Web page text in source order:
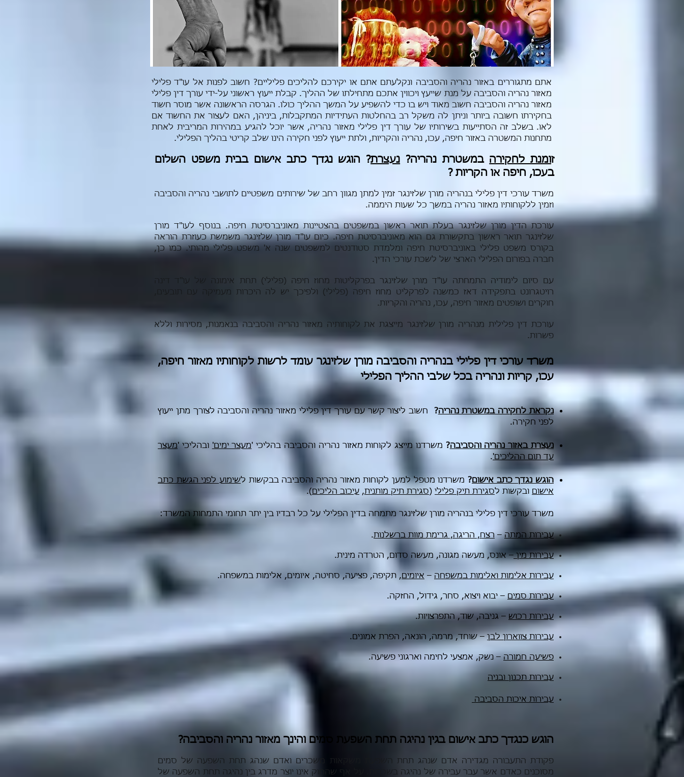
אתם מתגוררים באזור נהריה והסביבה ונקלעתם אתם או יקירכם להליכים פליליים? חשוב לפנות אל עו"ד פלילי
מאזור נהריה והסביבה על מנת שייעץ ויכווין אתכם מתחילתו של ההליך. קבלת ייעוץ ראשוני על-ידי עורך דין פלילי
מאזור נהריה והסביבה חשוב מאוד ויש בו כדי להשפיע על המשך ההליך כולו. הגרסה הראשונה אשר מוסר חשוד
בחקירתו חשובה ביותר וניתן לה משקל רב בהחלטות העתידיות המתקבלות, ביניהן, האם לעצור את החשוד אם
לאו. בשלב זה הסתייעות בשירותיו של עורך דין פלילי מאזור נהריה, אשר יוכל להגיע במהירות המריבית לאחת
מתחנות המשטרה באזור חיפה, עכו, נהריה והקריות, ולתת ייעוץ לפני חקירה הינו שלב קריטי בהליך הפלילי.
זומנת לחקירה במשטרת נהריה? נעצרת? הוגש נגדך כתב אישום בבית משפט השלום
בעכו, חיפה או הקריות ?
משרד עורכי דין פלילי בנהריה מורן שלזינגר זמין למתן מגוון רחב של שירותים משפטיים לתושבי נהריה והסביבה
וזמין ללקוחותיו מאזור נהריה במשך כל שעות היממה.
עורכת הדין מורן שלזינגר בעלת תואר ראשון במשפטים בהצטיינות מאוניברסיטת חיפה. בנוסף לעו"ד מורן
שלזינגר תואר ראשון בתקשורת גם הוא מאוניברסיטת חיפה.כיום עו"ד מורן שלזינגר משמשת כעוזרת הוראה
בקורס משפט פלילי באוניברסיטת חיפה ומלמדת סטודנטים למשפטים שנה א' משפט פלילי מהותי. כמו כן,
חברה בפורום הפלילי הארצי של לשכת עורכי הדין.
עם סיום לימודיה התמחתה עו"ד מורן שלזינגר בפרקליטות מחוז חיפה (פלילי) תחת אימונה של עו"ד דינה
רויטגרונט בתפקידה דאז כמשנה לפרקליט מחוז חיפה (פלילי) ולפיכך יש לה היכרות מעמיקה עם תובעים,
חוקרים ושופטים מאזור חיפה, עכו, נהריה והקריות.
עורכת דין פלילית מנהריה מורן שלזינגר מייצגת את לקוחותיה מאזור נהריה והסביבה בנאמנות, מסירות וללא
פשרות.
משרד עורכי דין פלילי בנהריה והסביבה מורן שלזינגר עומד לרשות לקוחותיו מאזור חיפה,
עכו, קריות ונהריה בכל שלבי ההליך הפלילי
נקראת לחקירה במשטרת נהריה? חשוב ליצור קשר עם עורך דין פלילי מאזור נהריה והסביבה לצורך מתן ייעוץ
לפני חקירה.
נעצרת באזור נהריה והסביבה? משרדנו מייצג לקוחות מאזור נהריה והסביבה בהליכי 'מעצר ימים' ובהליכי 'מעצר
עד תום ההליכים'.
הוגש נגדך כתב אישום? משרדנו מטפל למען לקוחות מאזור נהריה והסביבה בבקשות לשימוע לפני הגשת כתב
אישום ובקשות לסגירת תיק פלילי (סגירת תיק מותנית, עיכוב הליכים).
משרד עורכי דין פלילי בנהריה מורן שלזינגר מתמחה בדין הפלילי על כל רבדיו בין יתר תחומי התמחות המשרד:
עבירות המתה–רצח, הריגה, גרימת מוות ברשלנות.
עבירות מין– אונס, מעשה מגונה, מעשה סדום, הטרדה מינית.
עבירות אלימות ואלימות במשפחה – איומים, תקיפה, פציעה, סחיטה, איומים, אלימות במשפחה.
עבירות סמים – יבוא ויצוא, סחר, גידול, החזקה.
עבירות רכוש – גניבה, שוד, התפרצויות.
עבירות צווארון לבן– שוחד, מרמה, הונאה, הפרת אמונים.
פשיעה חמורה – נשק, אמצעי לחימה וארגוני פשיעה.
עבירות תכנון ובניה
עבירות איכות הסביבה
הוגש כנגדך כתב אישום בגין נהיגה תחת השפעת סמים והינך מאזור נהריה והסביבה?
פקודת התעבורה מגדירה אדם שנהג תחת השפעת משקאות משכרים ואדם שנהג תחת השפעה של סמים
מסוכנים כאדם אשר עבר עבירה של נהיגה בשכרות. על אף שהחוק אינו יוצר מדרג בין נהיגה תחת השפעה של